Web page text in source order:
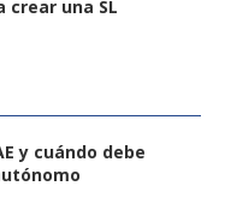
crear una SL
y cuándo debe